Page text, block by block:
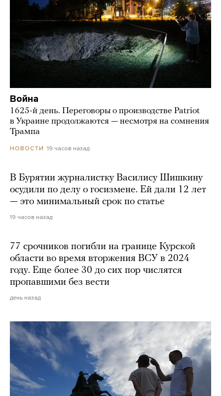
Война
1625-й день. Переговоры о производстве Patriot
в Украине продолжаются — несмотря на сомнения
Трампа
НОВОСТИ 19 часов назад
В Бурятии журналистку Василису Шишкину
осудили по делу о госизмене. Ей дали 12 лет
— это минимальный срок по статье
19 часов назад
77 срочников погибли на границе Курской
области во время вторжения ВСУ в 2024
году. Еще более 30 до сих пор числятся
пропавшими без вести
день назад